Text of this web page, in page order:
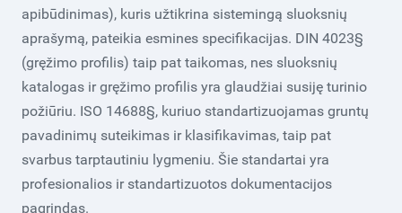
apibūdinimas), kuris užtikrina sistemingą sluoksnių
aprašymą, pateikia esmines specifikacijas. DIN 4023§
(gręžimo profilis) taip pat taikomas, nes sluoksnių
katalogas ir gręžimo profilis yra glaudžiai susiję turinio
požiūriu. ISO 14688§, kuriuo standartizuojamas gruntų
pavadinimų suteikimas ir klasifikavimas, taip pat
svarbus tarptautiniu lygmeniu. Šie standartai yra
profesionalios ir standartizuotos dokumentacijos
pagrindas.